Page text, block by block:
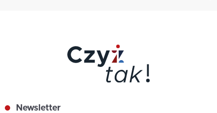
Newsletter